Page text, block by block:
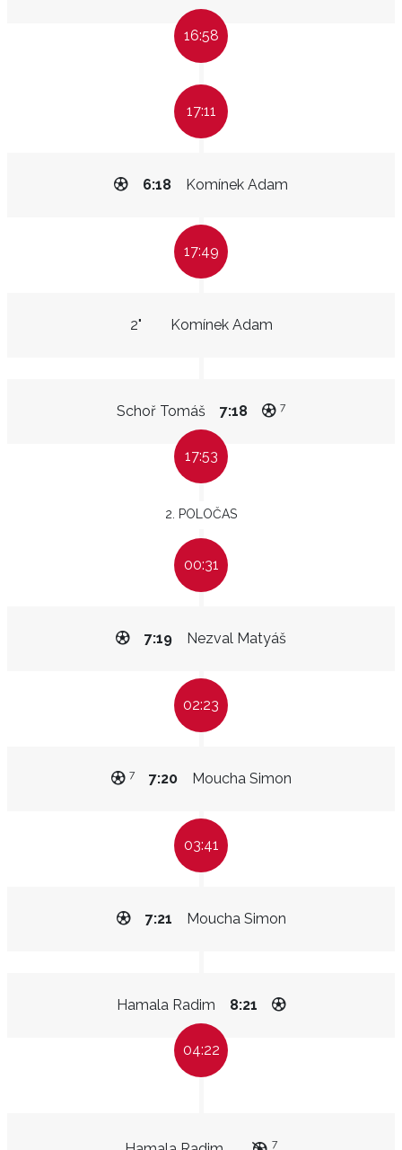
16:58
17:11
Komínek Adam
6:18
17:49
Komínek Adam
2"
Schoř Tomáš 7:18 7
17:53
2. POLOČAS
00:31
Nezval Matyáš
7:19
02:23
Moucha Simon
7:20
7
03:41
Moucha Simon
7:21
Hamala Radim 8:21
04:22
7